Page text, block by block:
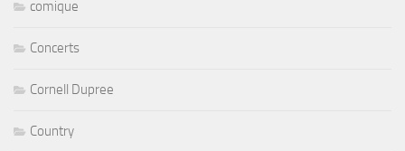
comique
Concerts
Cornell Dupree
Country